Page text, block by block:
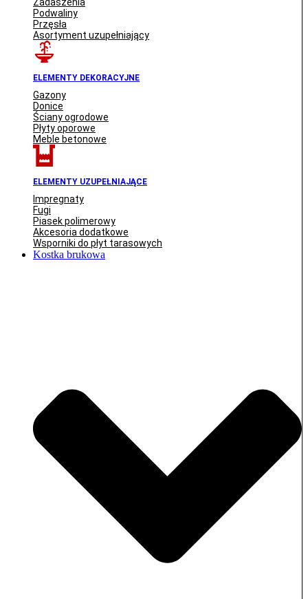
Podwaliny
Przęsła
Asortyment uzupełniający
ELEMENTY DEKORACYJNE
Gazony
Donice
Ściany ogrodowe
Płyty oporowe
Meble betonowe
ELEMENTY UZUPEŁNIAJĄCE
Impregnaty
Fugi
Piasek polimerowy
Akcesoria dodatkowe
Wsporniki do płyt tarasowych
Kostka brukowa